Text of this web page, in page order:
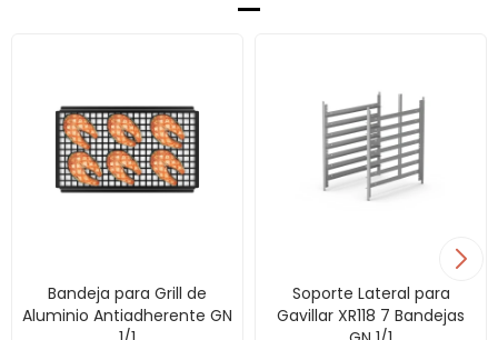
Bandeja para Grill de
Aluminio Antiadherente GN
Soporte Lateral para
Gavillar XR118 7 Bandejas